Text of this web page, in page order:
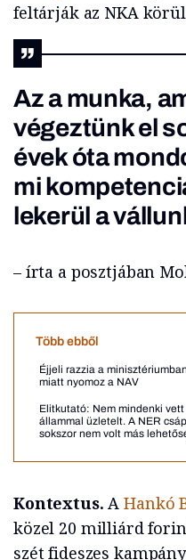
feltárják az NKA
Az a munka,
végeztünk el
évek óta
mi
lekerül a
– írta a posztjában
Több ebből
Éjjeli razzia a
miatt nyomoz a NAV
Elitkutató: Nem mindenki
állammal üzletelt. A NER
sokszor nem volt más
Kontextus. AHankó
közel 20 milliárd
szét fideszes